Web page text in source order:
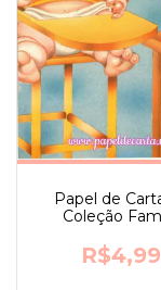
Papel de
Coleção
R$4,99